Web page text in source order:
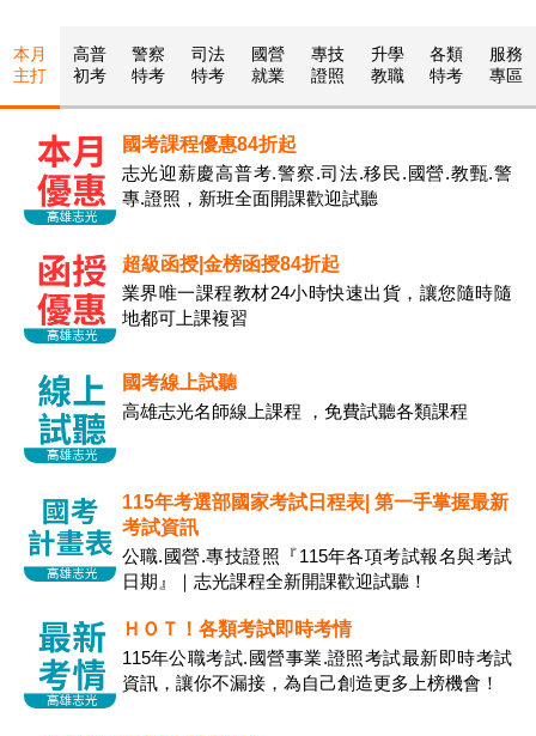
本月
主打
高普
初考
警察
特考
司法
特考
國營
就業
專技
證照
升學
教職
各類
特考
服務
專區
國考課程優惠84折起
志光迎薪慶高普考.警察.司法.移民.國營.教甄.警
專.證照，新班全面開課歡迎試聽
超級函授|金榜函授84折起
業界唯一課程教材24小時快速出貨，讓您隨時隨
地都可上課複習
國考線上試聽
高雄志光名師線上課程 ，免費試聽各類課程
115年考選部國家考試日程表| 第一手掌握最新
考試資訊
公職.國營.專技證照『115年各項考試報名與考試
日期』｜志光課程全新開課歡迎試聽！
ＨＯＴ！各類考試即時考情
115年公職考試.國營事業.證照考試最新即時考試
資訊，讓你不漏接，為自己創造更多上榜機會！